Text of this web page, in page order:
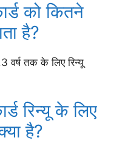
को कितने
है?
वर्ष तक के लिए रिन्यू
रिन्यू के लिए
है?